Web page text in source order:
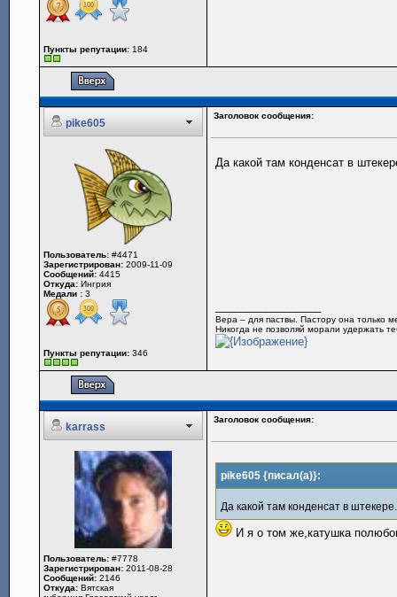
Пункты репутации: 184
pike605
Заголовок сообщения:
Пользователь: #4471
Зарегистрирован: 2009-11-09
Сообщений: 4415
Откуда: Ингрия
Медали : 3
Пункты репутации: 346
Да какой там конденсат в
Вера – для паствы. Пастору она только
Никогда не позволяй морали удержать
karrass
Заголовок сообщения:
Пользователь: #7778
Зарегистрирован: 2011-08-28
Сообщений: 2146
Откуда: Вятская
pike605 {писал(а)}:
Да какой там конденсат в
И я о том же,катушка